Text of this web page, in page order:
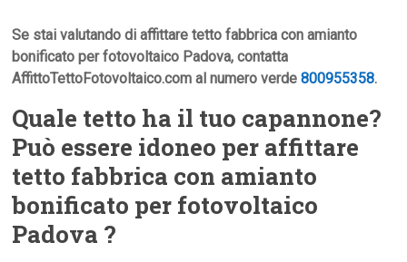
Se stai valutando di affittare tetto fabbrica con amianto
bonificato per fotovoltaico Padova, contatta
AffittoTettoFotovoltaico.com al numero verde800955358.
Quale tetto ha il tuo capannone?
Può essere idoneo per affittare
tetto fabbrica con amianto
bonificato per fotovoltaico
Padova ?